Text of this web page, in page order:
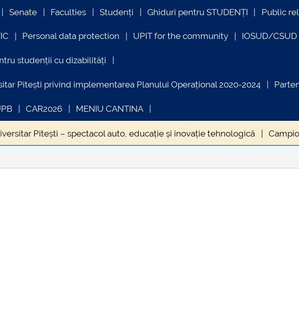
Senate Faculties Studenți Ghiduri pentru STUDENȚI Public
Personal data protection UPIT for the community IOSUD/
studenții cu dizabilități
Pitești privind implementarea Planului Operațional 2020-2024
CAR2026 MENIU CANTINA
Pitești – spectacol auto, educație și inovație tehnologică
construită prin inovație, tehnologie și colaborare